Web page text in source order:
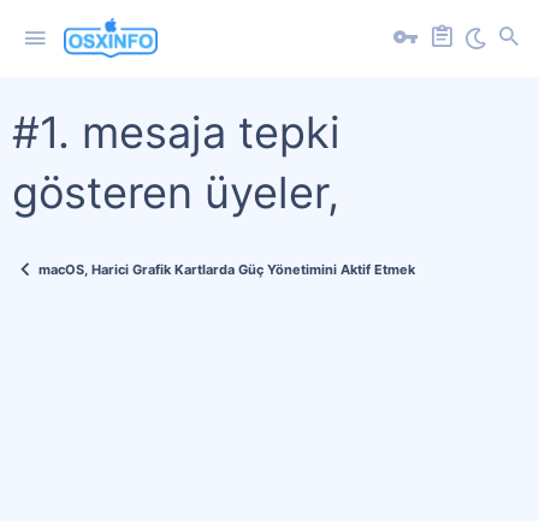
#1. mesaja tepki
gösteren üyeler,
macOS, Harici Grafik Kartlarda Güç Yönetimini Aktif Etmek